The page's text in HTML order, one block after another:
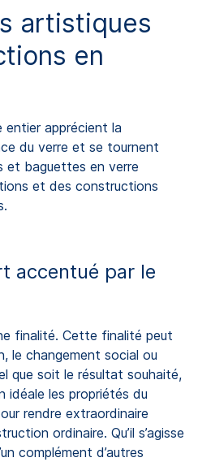
artistiques
en
apprécient la
du verre et se tournent
et baguettes en verre
et des constructions
accentué par le
finalité. Cette finalité peut
le changement social ou
que soit le résultat souhaité,
idéale les propriétés du
rendre extraordinaire
ordinaire. Qu’il s’agisse
complément d’autres